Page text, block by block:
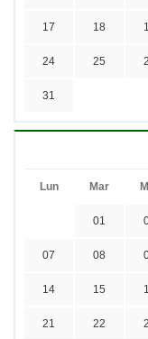
17 18
24 25
31
Lun Mar
01
07 08
14 15
21 22